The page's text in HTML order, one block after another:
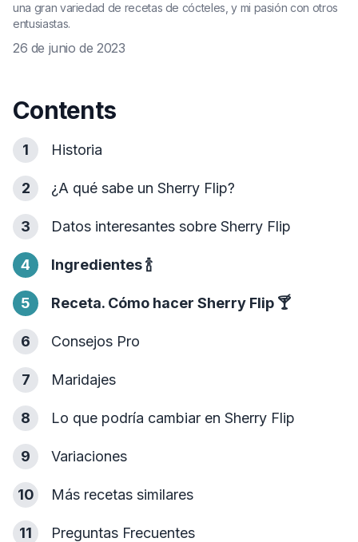
una gran variedad de recetas de cócteles, y mi pasión con otros
entusiastas.
26 de junio de 2023
Contents
1 Historia
2 ¿A qué sabe un Sherry Flip?
3 Datos interesantes sobre Sherry Flip
4 Ingredientes🍾
5 Receta. Cómo hacer Sherry Flip 🍸
6 Consejos Pro
7 Maridajes
8 Lo que podría cambiar en Sherry Flip
9 Variaciones
10 Más recetas similares
11 Preguntas Frecuentes